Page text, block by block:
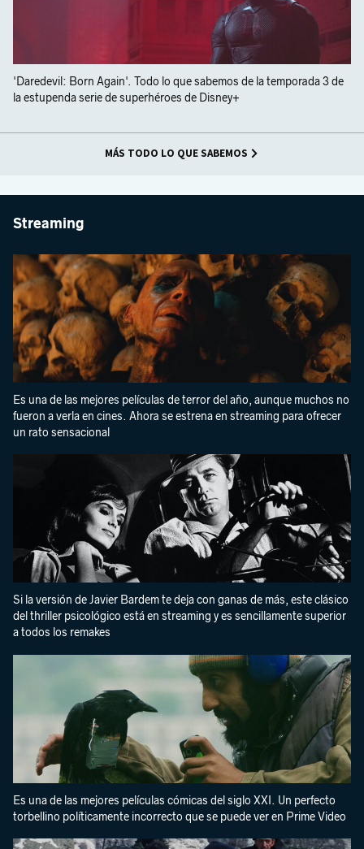
'Daredevil: Born Again'. Todo lo que sabemos de la temporada 3 de
la estupenda serie de superhéroes de Disney+
MÁS TODO LO QUE SABEMOS
Streaming
Es una de las mejores películas de terror del año, aunque muchos no
fueron a verla en cines. Ahora se estrena en streaming para ofrecer
un rato sensacional
Si la versión de Javier Bardem te deja con ganas de más, este clásico
del thriller psicológico está en streaming y es sencillamente superior
a todos los remakes
Es una de las mejores películas cómicas del siglo XXI. Un perfecto
torbellino políticamente incorrecto que se puede ver en Prime Video